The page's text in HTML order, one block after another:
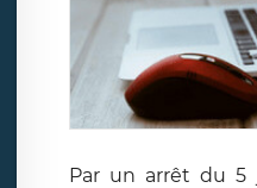
Par un arrêt du 5